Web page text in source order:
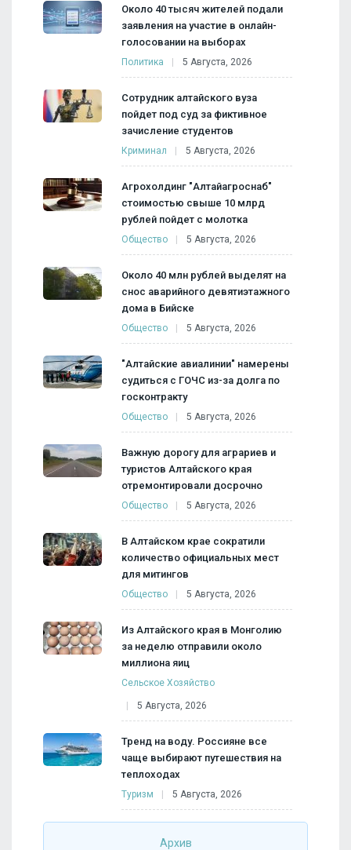
Около 40 тысяч жителей подали
заявления на участие в онлайн-
голосовании на выборах
Политика 5 Августа, 2026
Сотрудник алтайского вуза
пойдет под суд за фиктивное
зачисление студентов
Криминал 5 Августа, 2026
Агрохолдинг "Алтайагроснаб"
стоимостью свыше 10 млрд
рублей пойдет с молотка
Общество 5 Августа, 2026
Около 40 млн рублей выделят на
снос аварийного девятиэтажного
дома в Бийске
Общество 5 Августа, 2026
"Алтайские авиалинии" намерены
судиться с ГОЧС из-за долга по
госконтракту
Общество 5 Августа, 2026
Важную дорогу для аграриев и
туристов Алтайского края
отремонтировали досрочно
Общество 5 Августа, 2026
В Алтайском крае сократили
количество официальных мест
для митингов
Общество 5 Августа, 2026
Из Алтайского края в Монголию
за неделю отправили около
миллиона яиц
Сельское Хозяйство
5 Августа, 2026
Тренд на воду. Россияне все
чаще выбирают путешествия на
теплоходах
Туризм 5 Августа, 2026
Архив